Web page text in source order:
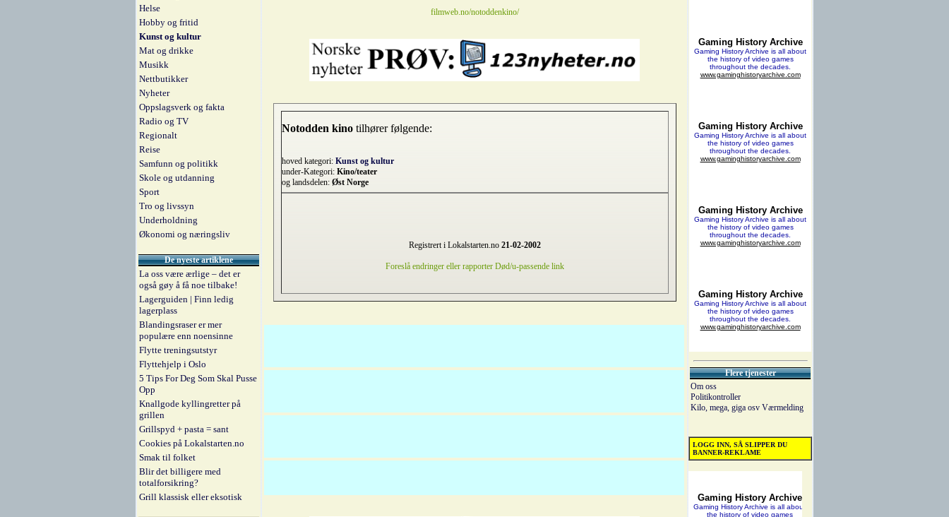
Helse
Hobby og fritid
Kunst og kultur
Mat og drikke
Musikk
Nettbutikker
Nyheter
Oppslagsverk og fakta
Radio og TV
Regionalt
Reise
Samfunn og politikk
Skole og utdanning
Sport
Tro og livssyn
Underholdning
Økonomi og næringsliv
De nyeste artiklene
La oss være ærlige – det er
også gøy å få noe tilbake!
Lagerguiden | Finn ledig
lagerplass
Blandingsraser er mer
populære enn noensinne
Flytte treningsutstyr
Flyttehjelp i Oslo
5 Tips For Deg Som Skal Pusse
Opp
Knallgode kyllingretter på
grillen
Grillspyd + pasta = sant
Cookies på Lokalstarten.no
Smak til folket
Blir det billigere med
totalforsikring?
Grill klassisk eller eksotisk
filmweb.no/notoddenkino/
Notodden kinotilhører følgende:
hoved kategori: Kunst og kultur
under-Kategori: Kino/teater
og landsdelen: Øst Norge
Registrert i Lokalstarten.no 21-02-2002
Foreslå endringer eller rapporter Død/u-passende link
Flere tjenester
Om oss
Politikontroller
Kilo, mega, giga osv Værmelding
LOGG INN, SÅ SLIPPER DU
BANNER-REKLAME